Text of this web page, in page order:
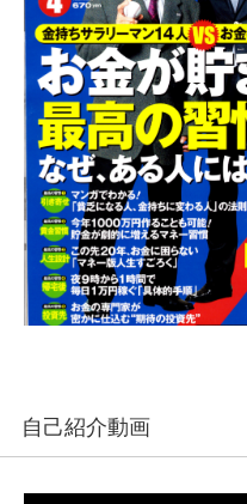
自己紹介動画